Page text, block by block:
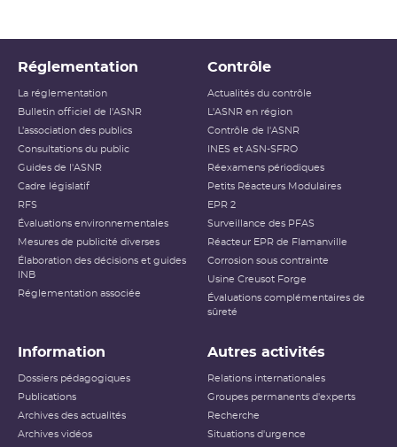
Réglementation
La réglementation
Bulletin officiel de l'ASNR
L’association des publics
Consultations du public
Guides de l'ASNR
Cadre législatif
RFS
Évaluations environnementales
Mesures de publicité diverses
Élaboration des décisions et guides
INB
Réglementation associée
Contrôle
Actualités du contrôle
L'ASNR en région
Contrôle de l'ASNR
INES et ASN-SFRO
Réexamens périodiques
Petits Réacteurs Modulaires
EPR 2
Surveillance des PFAS
Réacteur EPR de Flamanville
Corrosion sous contrainte
Usine Creusot Forge
Évaluations complémentaires de
sûreté
Information
Dossiers pédagogiques
Publications
Archives des actualités
Archives vidéos
Autres activités
Relations internationales
Groupes permanents d'experts
Recherche
Situations d'urgence